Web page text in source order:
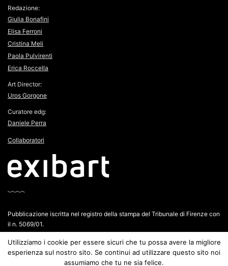
Redazione:
Giulia Bonafini
Elisa Ferroni
Cristina Meli
Paola Pulvirenti
Erica Roccella
Art Director:
Uros Gorgone
Curatore edg:
Daniele Perra
Collaboratori
Pubblicazione iscritta nel registro della stampa del Tribunale di Firenze con
il n. 5069/01.
P.IVA: IT14105351002
Utilizziamo i cookie per essere sicuri che tu possa avere la migliore
esperienza sul nostro sito. Se continui ad utilizzare questo sito noi
assumiamo che tu ne sia felice.